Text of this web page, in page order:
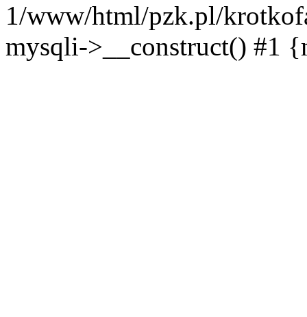
1/www/html/pzk.pl/
mysqli->__construct() #1